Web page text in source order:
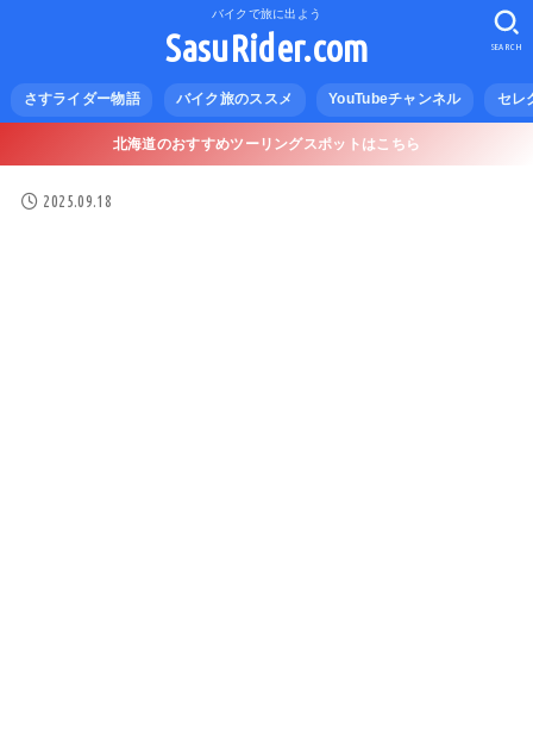
バイクで旅に出よう
SasuRider.com
さすライダー物語 バイク旅のススメ YouTubeチャンネル セレ
SEARCH
北海道のおすすめツーリングスポットはこちら
2025.09.18